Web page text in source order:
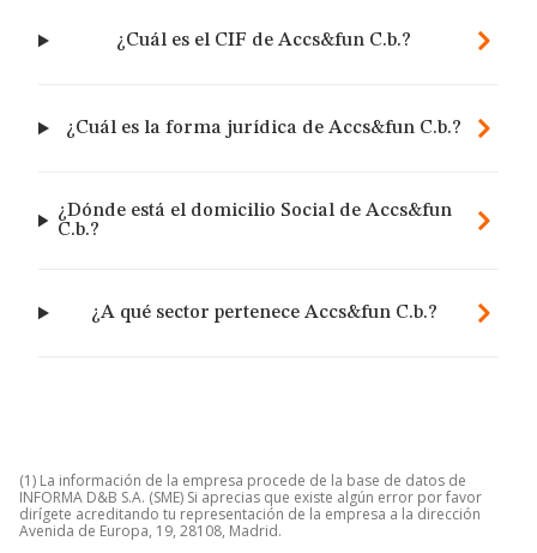
¿Cuál es el CIF de Accs&fun C.b.?
¿Cuál es la forma jurídica de Accs&fun C.b.?
¿Dónde está el domicilio Social de Accs&fun
C.b.?
¿A qué sector pertenece Accs&fun C.b.?
(1) La información de la empresa procede de la base de datos de
INFORMA D&B S.A. (SME) Si aprecias que existe algún error por favor
dirígete acreditando tu representación de la empresa a la dirección
Avenida de Europa, 19, 28108, Madrid.